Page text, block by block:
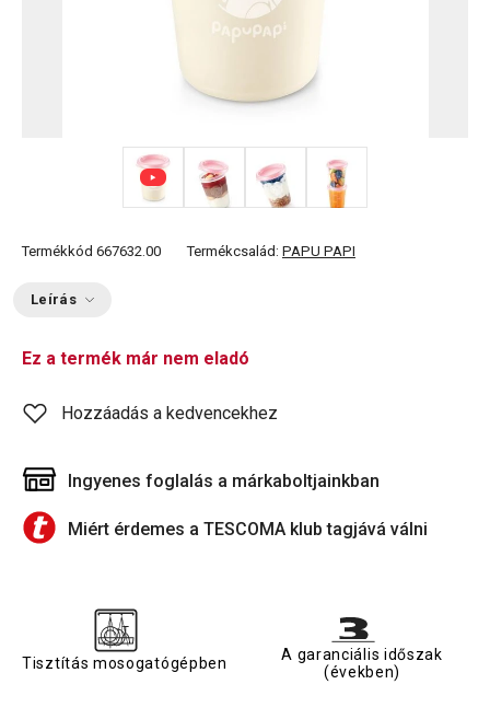
Termékkód 667632.00 Termékcsalád: PAPU PAPI
Leírás
Ez a termék már nem eladó
Hozzáadás a kedvencekhez
Ingyenes foglalás a márkaboltjainkban
Miért érdemes a TESCOMA klub tagjává válni
Tisztítás mosogatógépben
A garanciális időszak
(években)